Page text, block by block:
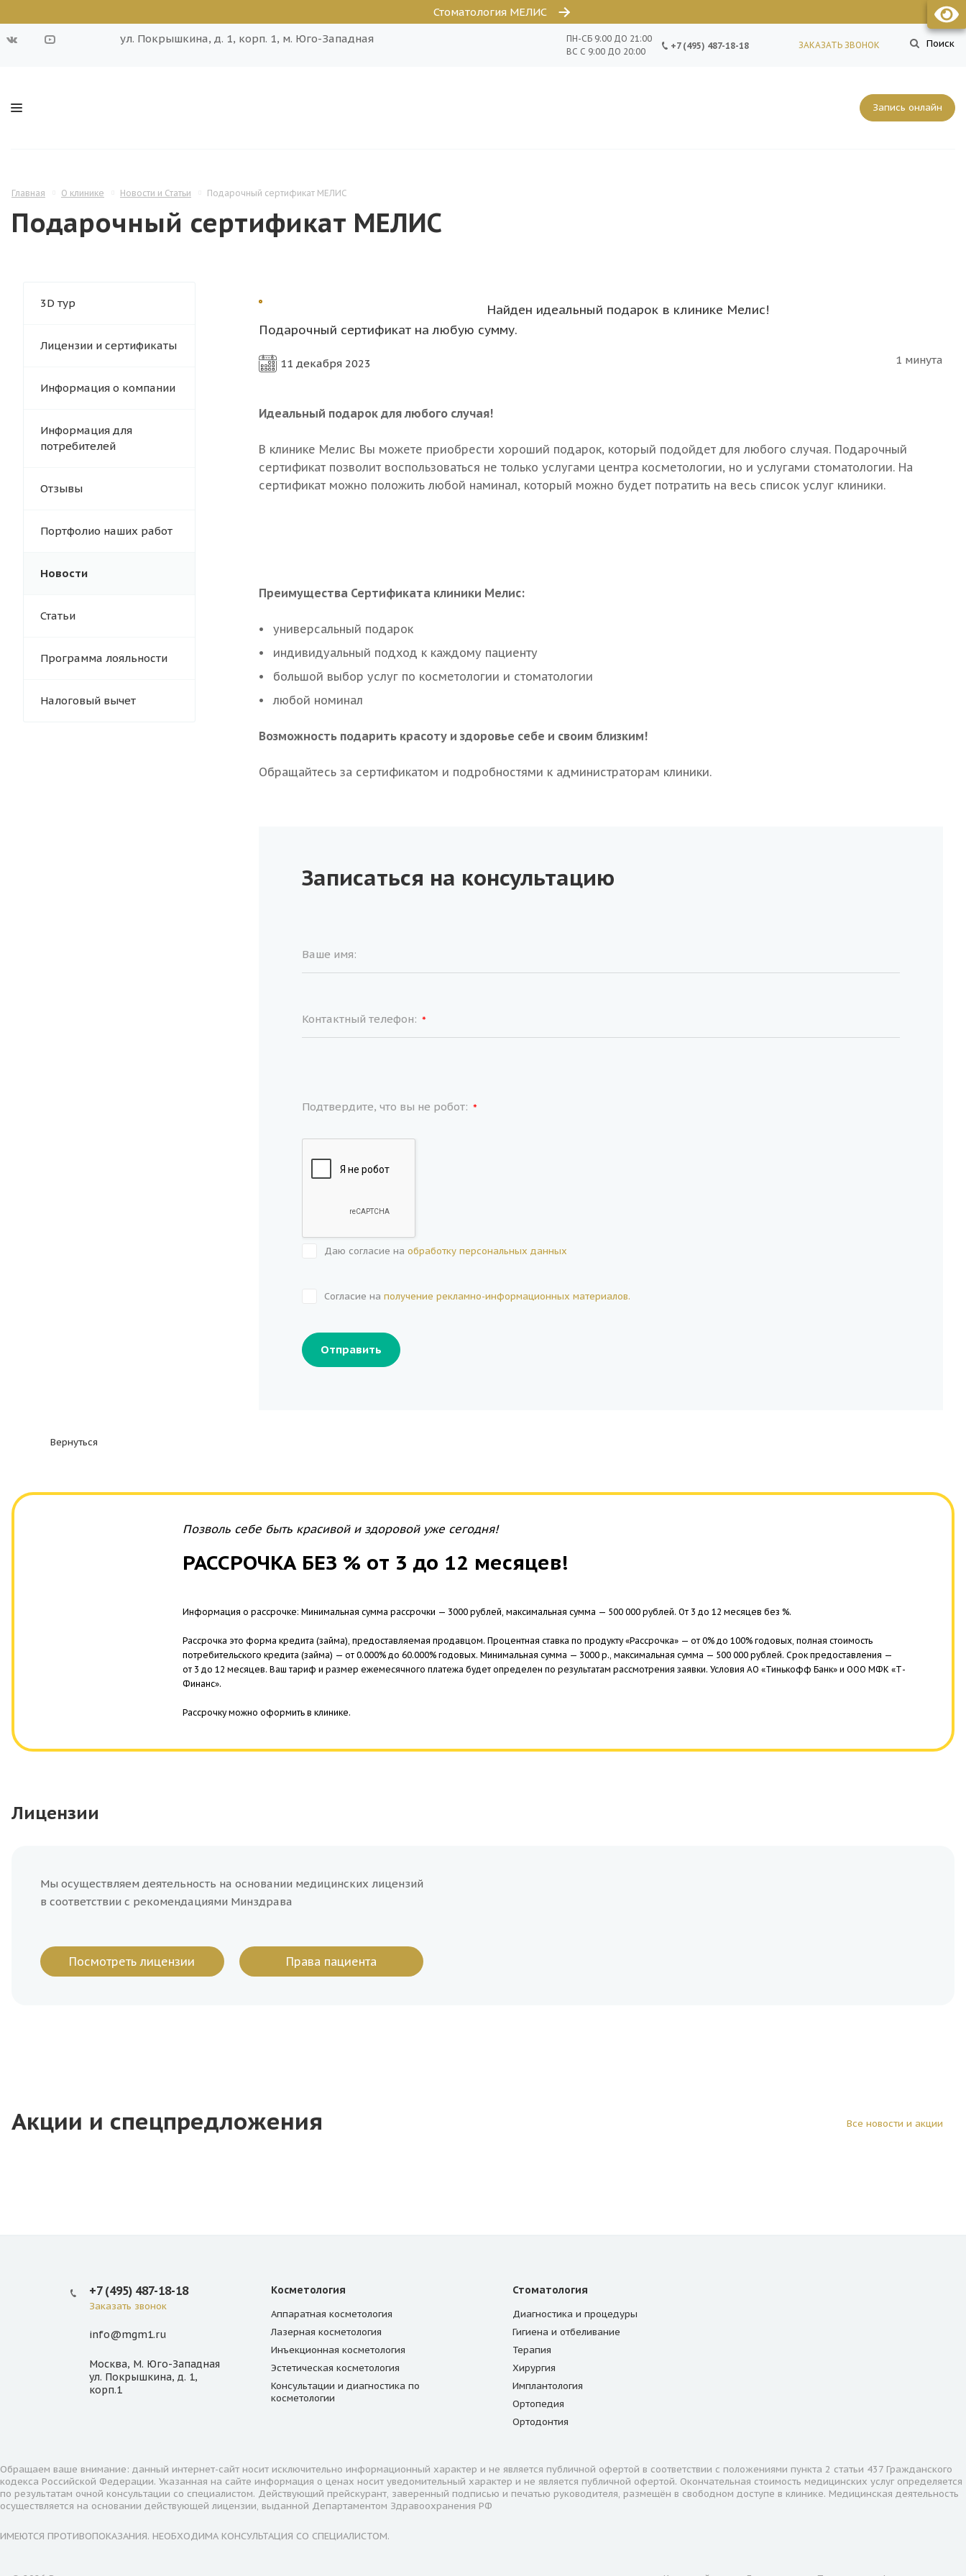
Стоматология МЕЛИС
Поиск
ул. Покрышкина, д. 1, корп. 1, м. Юго-Западная
ПН-СБ 9:00 ДО 21:00
ВС С 9:00 ДО 20:00
+7 (495) 487-18-18 ЗАКАЗАТЬ ЗВОНОК
Запись онлайн
Главная О клинике Новости и Статьи Подарочный сертификат МЕЛИС
Подарочный сертификат МЕЛИС
3D тур
Лицензии и сертификаты
Информация о компании
Информация для
потребителей
Отзывы
Портфолио наших работ
Новости
Статьи
Программа лояльности
Налоговый вычет
Найден идеальный подарок в клинике Мелис!
Подарочный сертификат на любую сумму.
11 декабря 2023 1 минута
Идеальный подарок для любого случая!
В клинике Мелис Вы можете приобрести хороший подарок, который подойдет для любого случая. Подарочный
сертификат позволит воспользоваться не только услугами центра косметологии, но и услугами стоматологии. На
сертификат можно положить любой наминал, который можно будет потратить на весь список услуг клиники.
Преимущества Сертификата клиники Мелис:
универсальный подарок
индивидуальный подход к каждому пациенту
большой выбор услуг по косметологии и стоматологии
любой номинал
Возможность подарить красоту и здоровье себе и своим близким!
Обращайтесь за сертификатом и подробностями к администраторам клиники.
Записаться на консультацию
Ваше имя:
Контактный телефон: *
Подтвердите, что вы не робот: *
Даю согласие на обработку персональных данных
Согласие на получение рекламно-информационных материалов.
Отправить
Вернуться
Позволь себе быть красивой и здоровой уже сегодня!
РАССРОЧКА БЕЗ % от 3 до 12 месяцев!
Информация о рассрочке: Минимальная сумма рассрочки — 3000 рублей, максимальная сумма — 500 000 рублей. От 3 до 12 месяцев без %.
Рассрочка это форма кредита (займа), предоставляемая продавцом. Процентная ставка по продукту «Рассрочка» — от 0% до 100% годовых, полная стоимость
потребительского кредита (займа) — от 0.000% до 60.000% годовых. Минимальная сумма — 3000 р., максимальная сумма — 500 000 рублей. Срок предоставления —
от 3 до 12 месяцев. Ваш тариф и размер ежемесячного платежа будет определен по результатам рассмотрения заявки. Условия АО «Тинькофф Банк» и ООО МФК «Т-
Финанс».
Рассрочку можно оформить в клинике.
Лицензии
Мы осуществляем деятельность на основании медицинских лицензий
в соответствии с рекомендациями Минздрава
Посмотреть лицензии Права пациента
Все новости и акции
Акции и спецпредложения
+7 (495) 487-18-18
Заказать звонок
info@mgm1.ru
Москва, М. Юго-Западная
ул. Покрышкина, д. 1,
корп.1
Косметология
Аппаратная косметология
Лазерная косметология
Инъекционная косметология
Эстетическая косметология
Консультации и диагностика по
косметологии
Стоматология
Диагностика и процедуры
Гигиена и отбеливание
Терапия
Хирургия
Имплантология
Ортопедия
Ортодонтия
Обращаем ваше внимание: данный интернет-сайт носит исключительно информационный характер и не является публичной офертой в соответствии с положениями пункта 2 статьи 437 Гражданского
кодекса Российской Федерации. Указанная на сайте информация о ценах носит уведомительный характер и не является публичной офертой. Окончательная стоимость медицинских услуг определяется
по результатам очной консультации со специалистом. Действующий прейскурант, заверенный подписью и печатью руководителя, размещён в свободном доступе в клинике. Медицинская деятельность
осуществляется на основании действующей лицензии, выданной Департаментом Здравоохранения РФ
ИМЕЮТСЯ ПРОТИВОПОКАЗАНИЯ. НЕОБХОДИМА КОНСУЛЬТАЦИЯ СО СПЕЦИАЛИСТОМ.